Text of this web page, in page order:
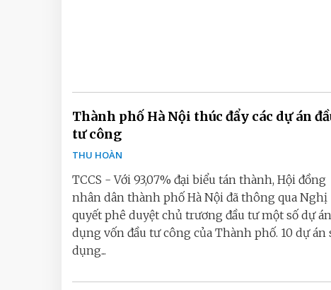
Thành phố Hà Nội thúc đẩy các dự án
tư công
THU HOÀN
TCCS - Với 93,07% đại biểu tán thành, Hội đồng
nhân dân thành phố Hà Nội đã thông qua Nghị
quyết phê duyệt chủ trương đầu tư một số dự
dụng vốn đầu tư công của Thành phố. 10 dự án
dụng...